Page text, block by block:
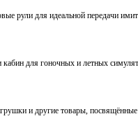
рули для идеальной передачи
для гоночных и летных
и другие товары,